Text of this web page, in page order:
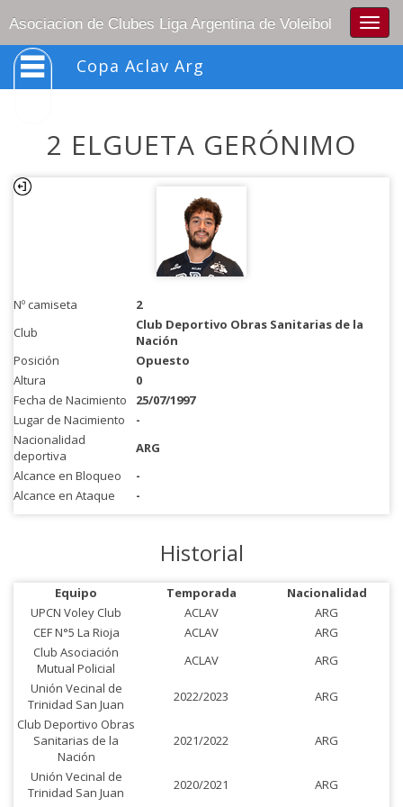
Asociacion de Clubes Liga Argentina de Voleibol
Copa Aclav Arg
2 ELGUETA GERÓNIMO
Nº camiseta
2
Club
Club Deportivo Obras Sanitarias de la
Nación
Posición
Opuesto
Altura
0
Fecha de Nacimiento
25/07/1997
Lugar de Nacimiento
-
Nacionalidad
deportiva
ARG
Alcance en Bloqueo
-
Alcance en Ataque
-
Historial
Equipo Temporada
Nacionalidad
UPCN Voley Club
ACLAV
ARG
CEF N°5 La Rioja
ACLAV
ARG
Club Asociación
Mutual Policial
ACLAV
ARG
Unión Vecinal de
Trinidad San Juan
2022/2023
ARG
Club Deportivo Obras
Sanitarias de la
Nación
2021/2022 ARG
Unión Vecinal de
Trinidad San Juan
2020/2021
ARG